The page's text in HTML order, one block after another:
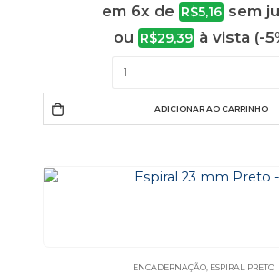
em 6x de R$5,16 sem
ou R$29,39 à vista (-
ADICIONAR AO CARRINHO
ENCADERNAÇÃO, ESPIRAL PRETO